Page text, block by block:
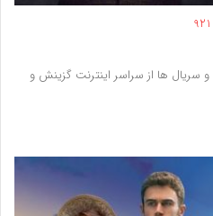
921
و سریال ها از سراسر اینترنت گزینش و